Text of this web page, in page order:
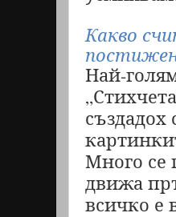
Какво
Най-
създадох
Много се
движа
всичко е